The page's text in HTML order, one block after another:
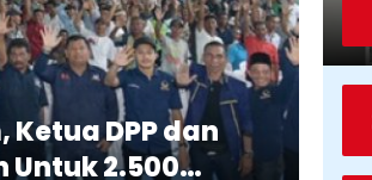
Ketua DPP dan
Untuk 2.500